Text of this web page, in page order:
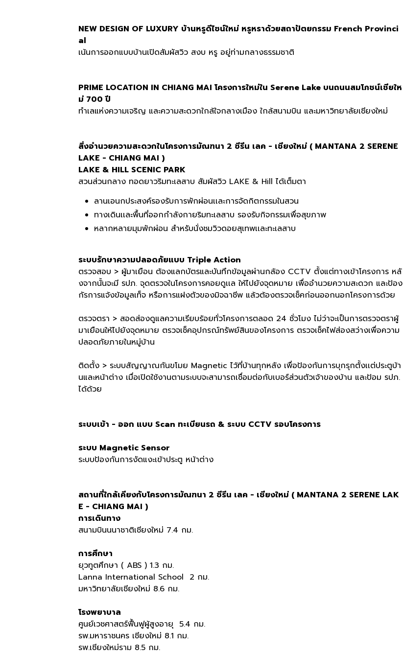
NEW DESIGN OF LUXURY บ้านหรูดีไซน์ใหม่ หรูหราด้วยสถาปัตยกรรม French Provinci
al
เน้นการออกแบบบ้านเปิดสัมผัสวิว สงบ หรู อยู่ท่ามกลางธรรมชาติ
PRIME LOCATION IN CHIANG MAI โครงการใหม่ใน Serene Lake บนถนนสมโภชน์เชียให
ม่ 700 ปี
ทำเลแห่งความเจริญ และความสะดวกใกล้ใจกลางเมือง ใกล้สนามบิน และมหาวิทยาลัยเชียงใหม่
สิ่งอำนวยความสะดวกในโครงการมัณฑนา 2 ซีรีน เลค - เชียงใหม่ ( MANTANA 2 SERENE
LAKE - CHIANG MAI )
LAKE & HILL SCENIC PARK
สวนส่วนกลาง ทอดยาวริมทะเลสาบ สัมผัสวิว LAKE & Hill ได้เต็มตา
ลานเอนกประสงค์รองรับการพักผ่อนเเละการจัดกิตกรรมในสวน
ทางเดินเเละพื้นที่ออกกำลังกายริมทะเลสาบ รองรับกิจกรรมเพื่อสุขภาพ
หลากหลายมุมพักผ่อน สำหรับนั่งชมวิวดอยสุเทพเเละทะเลสาบ
ระบบรักษาความปลอดภัยแบบ Triple Action
ตรวจสอบ > ผู้มาเยือน ต้องแลกบัตรและบันทึกข้อมูลผ่านกล้อง CCTV ตั้งแต่ทางเข้าโครงการ หลั
งจากนั้นจะมี รปภ. จุดตรวจในโครงการคอยดูเเล ให้ไปยังจุดหมาย เพื่ออำนวยความสะดวก และป้อง
กัรการแจ้งข้อมูลเท็จ หรือการแฝงตัวของมิจฉาชีพ แล้วต้องตรวจเช็คก่อนออกนอกโครงการด้วย
ตรวจตรา > สอดส่องดูแลความเรียบร้อยทั่วโครงการตลอด 24 ชั่วโมง ไม่ว่าจะเป็นการตรวจตราผู้
มาเยือนให้ไปยังจุดหมาย ตรวจเช็คอุปกรณ์ทรัพย์สินของโครงการ ตรวจเช็คไฟส่องสว่างเพื่อความ
ปลอดภัยภายในหมู่บ้าน
ติดตั้ง > ระบบสัญญาณกันขโมย Magnetic ไว้ที่บ้านทุกหลัง เพื่อป้องกันการบุกรุกตั้งเเต่ประตูบ้า
นและหน้าต่าง เมื่อเปิดใช้งานตามระบบจะสามารถเชื่อมต่อกับเบอร์ส่วนตัวเจ้าของบ้าน และป้อม รปภ.
ได้ด้วย
ระบบเข้า - ออก แบบ Scan ทะเบียนรถ & ระบบ CCTV รอบโครงการ
ระบบ Magnetic Sensor
ระบบป้องกันการงัดแงะเข้าประตู หน้าต่าง
สถานที่ใกล้เคียงกับโครงการมัณฑนา 2 ซีรีน เลค - เชียงใหม่ ( MANTANA 2 SERENE LAK
E - CHIANG MAI )
การเดินทาง
สนามบินนนาชาติเชียงใหม่ 7.4 กม.
การศึกษา
ยุวทูตศึกษา ( ABS ) 1.3 กม.
Lanna International School 2 กม.
มหาวิทยาลัยเชียงใหม่ 8.6 กม.
โรงพยาบาล
ศูนย์เวชศาสตร์ฟื้นฟูผู้สูงอายุ 5.4 กม.
รพ.มหาราชนคร เชียงใหม่ 8.1 กม.
รพ.เชียงใหม่ราม 8.5 กม.